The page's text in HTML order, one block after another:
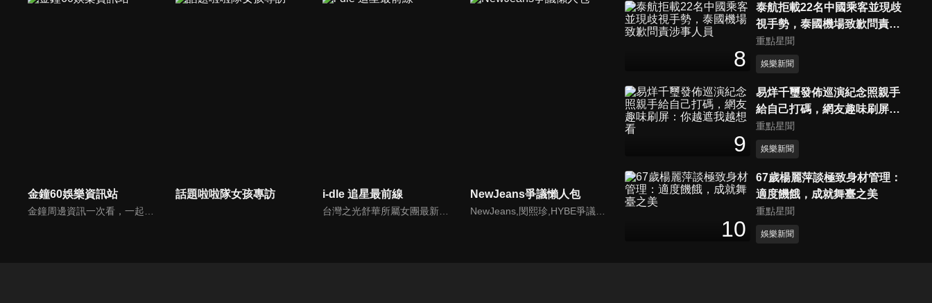
金鐘60娛樂資訊站
金鐘周邊資訊一次看，一起預測金鐘得主！
話題啦啦隊女孩專訪 i-dle 追星最前線
台灣之光舒華所屬女團最新消息報你知
NewJeans爭議懶人包
NewJeans,閔熙珍,HYBE爭議懶人包
【撩星聞】驚喜公開新歌！動
力火車「不要臉」跟林俊傑邀
歌 自認寫歌爛不回禮「怕JJ不
好意思拒絕」
3分鐘
Lia「盡最大努力拚回歸」 禮志
憂心世巡SOLO舞台不夠炸
5分鐘
【撩星聞】Selina瘋《淚之女
胞胎」真相：拚到停經
4分鐘
朴寶劍被誇好帥中文羞喊：謝
8
泰航拒載22名中國乘客並現歧
視手勢，泰國機場致歉問責涉
事人員
重點星聞
娛樂新聞
9
易烊千璽發佈巡演紀念照親手
給自己打碼，網友趣味刷屏：
你越遮我越想看
重點星聞
娛樂新聞
10
67歲楊麗萍談極致身材管理：
適度饑餓，成就舞臺之美
重點星聞
娛樂新聞